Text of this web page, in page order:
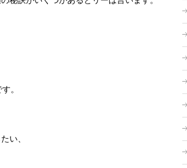
。
い、